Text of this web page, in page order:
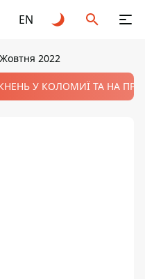
EN
2022
У КОЛОМИЇ ТА НА